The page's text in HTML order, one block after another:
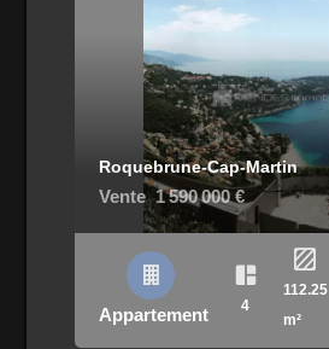
Roquebrune-Cap-Martin
Vente 1 590 000 €
Appartement 4
112.25
m²